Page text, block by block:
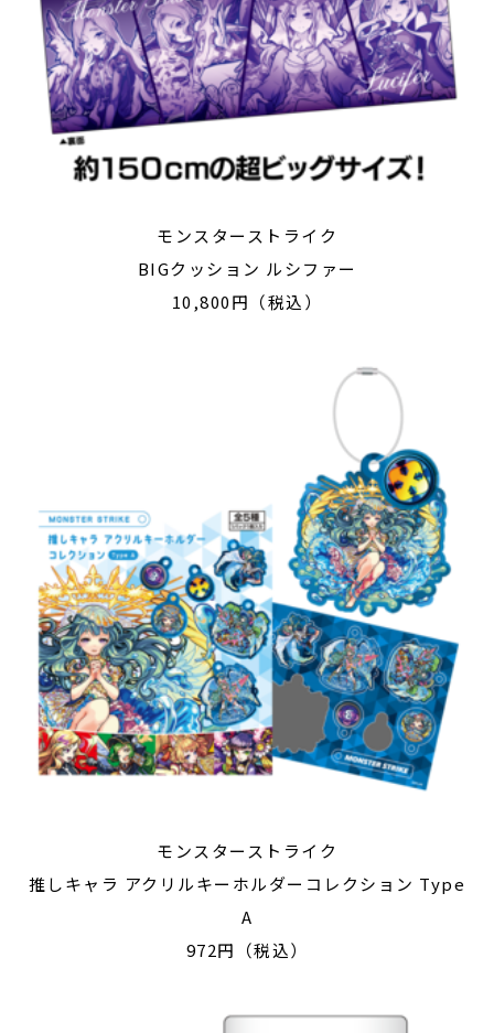
モンスターストライク
BIGクッション ルシファー
10,800円（税込）
モンスターストライク
推しキャラ アクリルキーホルダーコレクション Type
A
972円（税込）